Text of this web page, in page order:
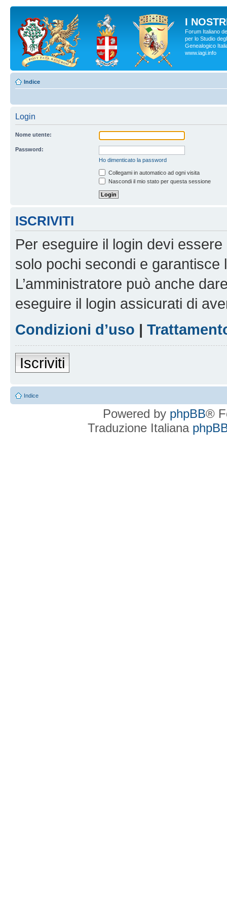
I
Forum Italiano
per lo Studio
Genealogico
www.iagi.info
Indice
Login
Nome utente:
Password:
Ho dimenticato la password
Collegami in automatico ad ogni visita
Nascondi il mio stato per questa sessione
ISCRIVITI
Per eseguire il login devi
solo pochi secondi e garantisce
L’amministratore può anche
eseguire il login assicurati di
Condizioni d’uso |
Iscriviti
Indice
Powered by phpBB®
Traduzione Italiana